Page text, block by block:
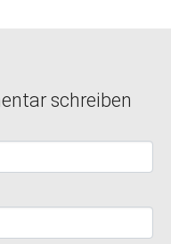
schreiben